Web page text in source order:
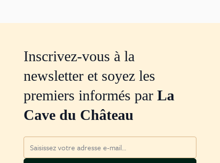
Inscrivez-vous à la
newsletter et soyez les
premiers informés par La
Cave du Château